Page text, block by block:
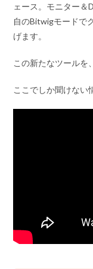
ェース。モニター＆
自のBitwigモードで
げます。
この新たなツールを
ここでしか聞けない